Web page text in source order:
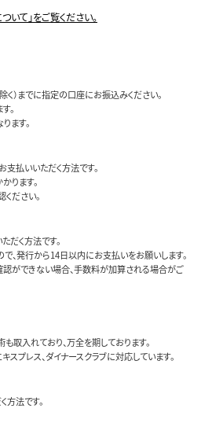
て」をご覧ください。
）までに指定の口座にお振込みください。
。
ます。
払いいただく方法です。
ります。
ださい。
だく方法です。
、発行から14日以内にお支払いをお願いします。
ができない場合、手数料が加算される場合がご
取入れており、万全を期しております。
スプレス、ダイナースクラブに対応しています。
方法です。